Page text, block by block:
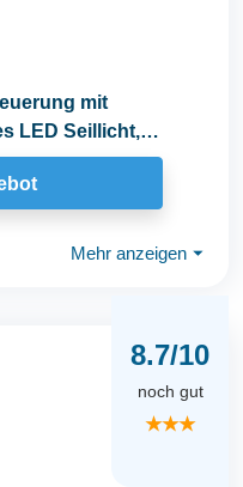
mit
LED Seillicht,
Mehr anzeigen ⏷
8.7/10
noch gut
★★★